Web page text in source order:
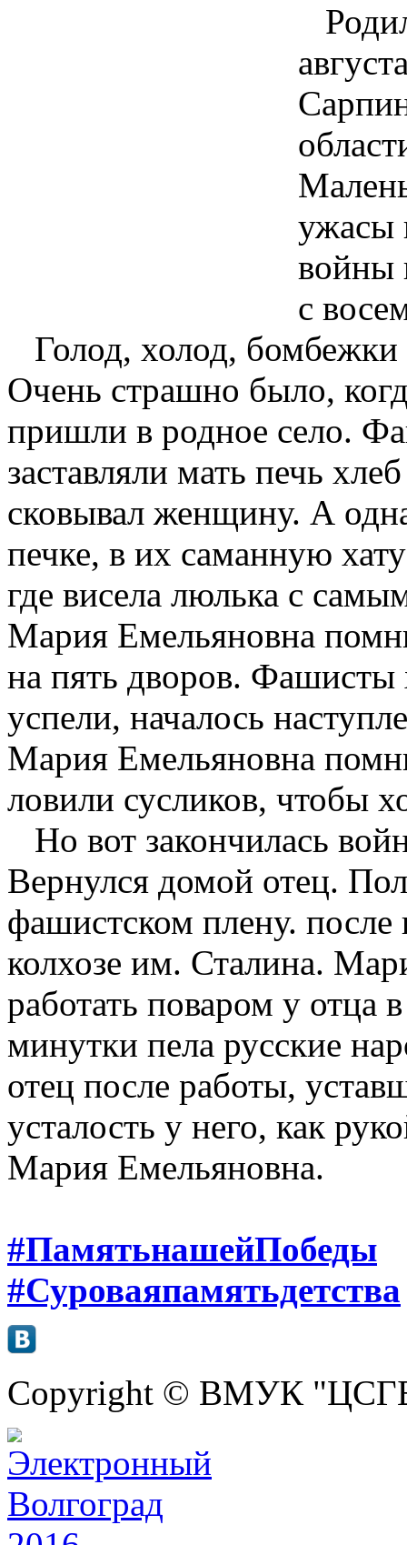
ужасы
войны
с
Голод, холод, бомбежки
Очень страшно было,
пришли в родное село.
заставляли мать печь
сковывал женщину. А
печке, в их саманную
где висела люлька с
Мария Емельяновна
на пять дворов. Фашисты
успели, началось
Мария Емельяновна
ловили сусликов, чтобы
Но вот закончилась
Вернулся домой отец.
фашистском плену. после
колхозе им. Сталина.
работать поваром у отца
минутки пела русские
отец после работы,
усталость у него, как
Мария Емельяновна.
#ПамятьнашейПобеды
#Суроваяпамятьдетства
Copyright © ВМУК